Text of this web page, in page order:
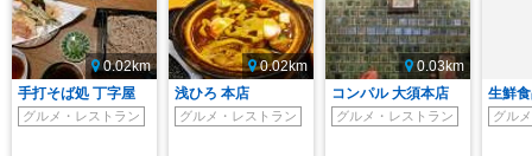
0.02km
手打そば処 丁字屋
グルメ・レストラン
0.02km
浅ひろ 本店
グルメ・レストラン
0.03km
コンパル 大須本店
グルメ・レストラン
生鮮
グル